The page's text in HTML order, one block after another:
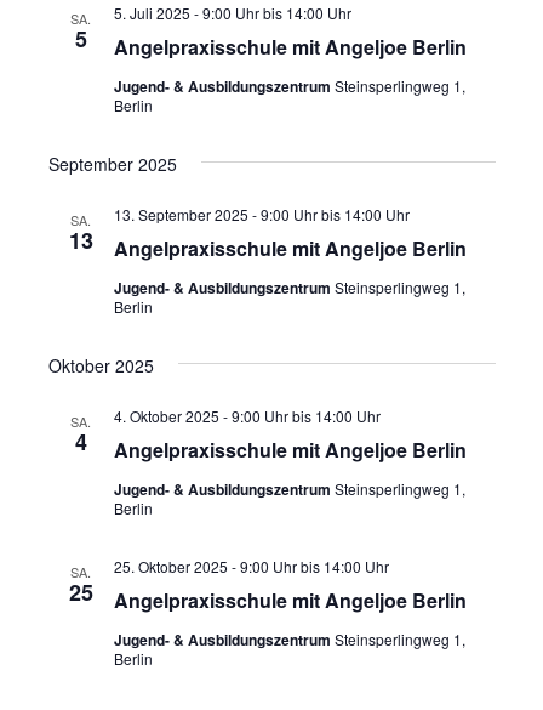
SA.
5 Angelpraxisschule mit Angeljoe Berlin
5. Juli 2025 - 9:00 Uhrbis 14:00 Uhr
Jugend- & Ausbildungszentrum Steinsperlingweg 1,
Berlin
September 2025
SA.
13 Angelpraxisschule mit Angeljoe Berlin
13. September 2025 - 9:00 Uhrbis 14:00 Uhr
Jugend- & Ausbildungszentrum Steinsperlingweg 1,
Berlin
Oktober 2025
SA.
4 Angelpraxisschule mit Angeljoe Berlin
4. Oktober 2025 - 9:00 Uhrbis 14:00 Uhr
Jugend- & Ausbildungszentrum Steinsperlingweg 1,
Berlin
SA.
25 Angelpraxisschule mit Angeljoe Berlin
25. Oktober 2025 - 9:00 Uhrbis 14:00 Uhr
Jugend- & Ausbildungszentrum Steinsperlingweg 1,
Berlin